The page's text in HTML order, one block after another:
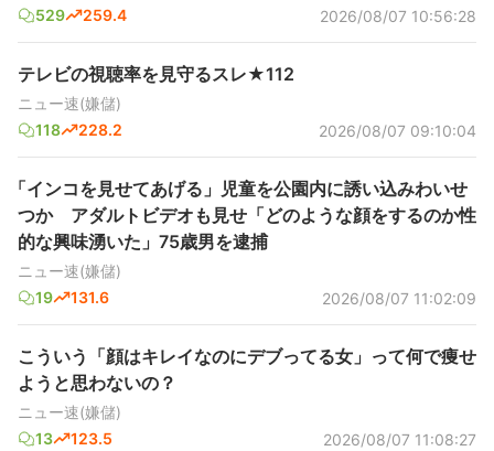
529
259.4 2026/08/07 10:56:28
テレビの視聴率を見守るスレ★112
ニュー速(嫌儲)
118
228.2 2026/08/07 09:10:04
「インコを見せてあげる」児童を公園内に誘い込みわいせ
つか アダルトビデオも見せ「どのような顔をするのか性
的な興味湧いた」75歳男を逮捕
ニュー速(嫌儲)
19
131.6 2026/08/07 11:02:09
こういう「顔はキレイなのにデブってる女」って何で痩せ
ようと思わないの？
ニュー速(嫌儲)
13
123.5 2026/08/07 11:08:27